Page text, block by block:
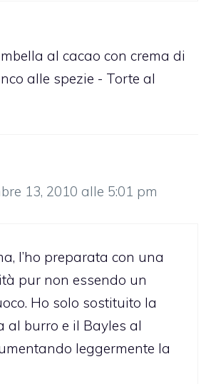
al cacao con crema di
alle spezie - Torte al
13, 2010 alle 5:01 pm
l’ho preparata con una
pur non essendo un
Ho solo sostituito la
al burro e il Bayles al
leggermente la